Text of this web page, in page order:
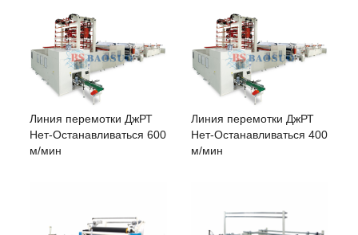
Линия перемотки ДжРТ
Нет-Останавливаться 600
м/мин
Линия перемотки ДжРТ
Нет-Останавливаться 400
м/мин